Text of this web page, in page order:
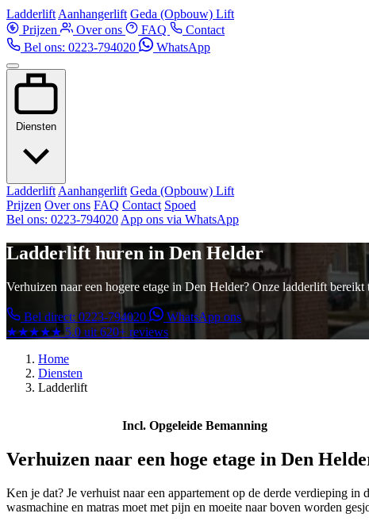
Ladderlift Aanhangerlift Geda (Opbouw) Lift
Prijzen
Over ons FAQ
Contact
Bel ons: 0223-794020
WhatsApp
Diensten
Ladderlift Aanhangerlift Geda (Opbouw) Lift
Prijzen Over ons FAQ Contact Spoed
Bel ons: 0223-794020 App ons via WhatsApp
Ladderlift huren in Den Helder
Verhuizen naar een hogere etage in Den Helder? Onze ladderlift
Bel direct: 0223-794020
WhatsApp ons
★★★★★ 5.0 uit 620+ reviews
Home
Diensten
Ladderlift
Incl. Opgeleide Bemanning
Verhuizen naar een hoge etage in Den
Ken je dat? Je verhuist naar een appartement op de derde verdieping
wasmachine en matras moet met pijn en moeite naar boven worden